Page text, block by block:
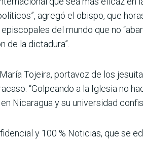
agregó el obispo, que
del mundo que no
de la dictadura”.
Tojeira, portavoz de los
“Golpeando a la Iglesia no
Nicaragua y su universidad
y 100 % Noticias, que se